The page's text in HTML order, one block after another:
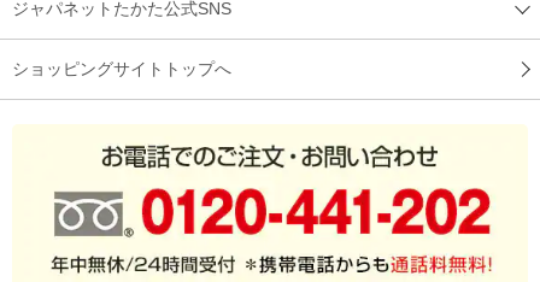
ジャパネットたかた公式SNS
ショッピングサイトトップへ